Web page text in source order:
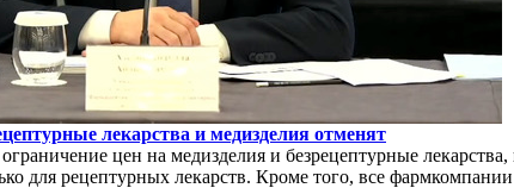
лекарства и медизделия отменят
цен на медизделия и безрецептурные
для рецептурных лекарств. Кроме того, все